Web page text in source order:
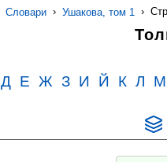
Словари › Ушакова, том 1 ›
Д Е Ж З И Й К Л М